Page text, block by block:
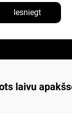
Iesniegt
laivu